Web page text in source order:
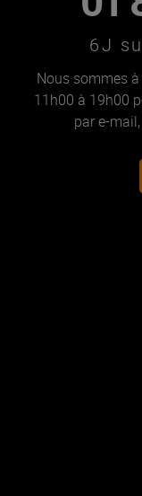
6J
Nous sommes
11h00 à 19h00
par e-